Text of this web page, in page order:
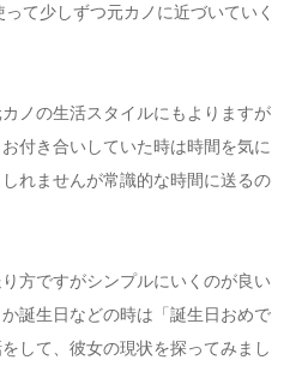
て少しずつ元カノに近づいていく
ノの生活スタイルにもよりますが
付き合いしていた時は時間を気に
れませんが常識的な時間に送るの
方ですがシンプルにいくのが良い
誕生日などの時は「誕生日おめで
して、彼女の現状を探ってみまし